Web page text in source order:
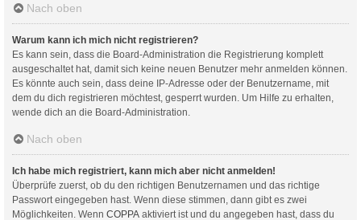
Nach oben
Warum kann ich mich nicht registrieren?
Es kann sein, dass die Board-Administration die Registrierung komplett
ausgeschaltet hat, damit sich keine neuen Benutzer mehr anmelden können.
Es könnte auch sein, dass deine IP-Adresse oder der Benutzername, mit
dem du dich registrieren möchtest, gesperrt wurden. Um Hilfe zu erhalten,
wende dich an die Board-Administration.
Nach oben
Ich habe mich registriert, kann mich aber nicht anmelden!
Überprüfe zuerst, ob du den richtigen Benutzernamen und das richtige
Passwort eingegeben hast. Wenn diese stimmen, dann gibt es zwei
Möglichkeiten. Wenn COPPA aktiviert ist und du angegeben hast, dass du